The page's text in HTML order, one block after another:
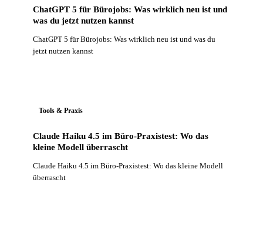
ChatGPT 5 für Bürojobs: Was wirklich neu ist und
was du jetzt nutzen kannst
ChatGPT 5 für Bürojobs: Was wirklich neu ist und was du
jetzt nutzen kannst
Tools & Praxis
Claude Haiku 4.5 im Büro-Praxistest: Wo das
kleine Modell überrascht
Claude Haiku 4.5 im Büro-Praxistest: Wo das kleine Modell
überrascht